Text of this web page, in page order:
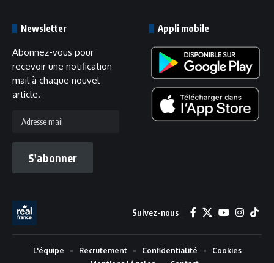
Newsletter
Abonnez-vous pour
recevoir une notification
mail à chaque nouvel
article.
mail
S'abonner
Appli mobile
Suivez-nous
L'équipe Recrutement Confidentialité
Cookies